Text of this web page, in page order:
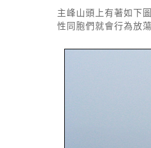
主峰山頭上有著如下
性同胞們就會行為放